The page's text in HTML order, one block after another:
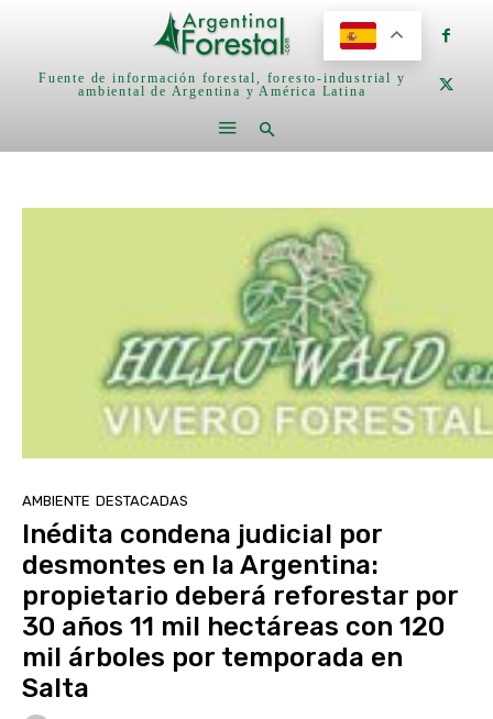
Fuente de información forestal, foresto-industrial y
ambiental de Argentina y América Latina
AMBIENTE DESTACADAS
Inédita condena judicial por
desmontes en la Argentina:
propietario deberá reforestar por
30 años 11 mil hectáreas con 120
mil árboles por temporada en
Salta